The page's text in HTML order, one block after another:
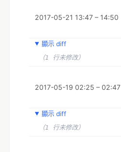
2017-05-21 13:47 – 14:50
顯示 diff
（1 行未修改）
2017-05-19 02:25 – 02:47
顯示 diff
（1 行未修改）